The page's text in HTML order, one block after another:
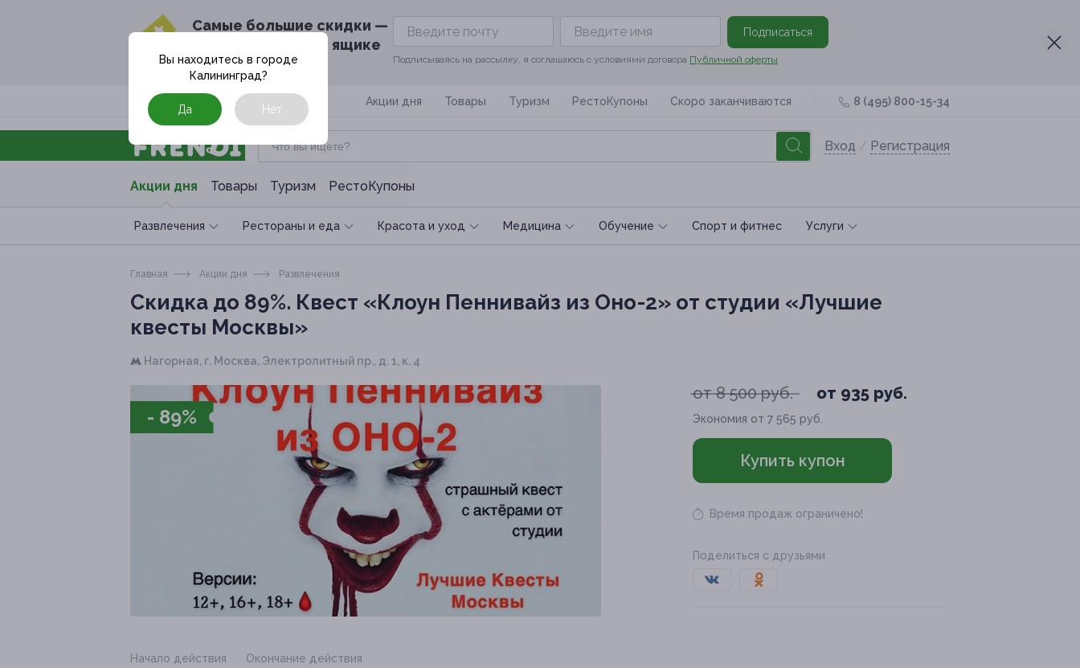
Cамые большие скидки —
в твоём почтовом ящике
Подписаться
Подписываясь на рассылку, я соглашаюсь с условиями договора Публичной оферты
Москва Акции дня Товары Туризм РестоКупоны Скоро заканчиваются 8 (495) 800-15-34
Вход / Регистрация
Акции дня Товары Туризм РестоКупоны
Развлечения Рестораны и еда Красота и уход Медицина Обучение Спoрт и фитнес Услуги
Вы находитесь в городе
Калининград?
Да Нет
Главная Акции дня Развлечения
Скидка до 89%. Квест «Клоун Пеннивайз из Оно-2» от студии «Лучшие
квесты Москвы»
Нагорная, г. Москва, Электролитный пр., д. 1, к. 4
- 89%
от 8 500 руб. от 935 руб.
Экономия от 7 565 руб.
Купить купон
Время продаж ограничено!
Поделиться с друзьями
Начало действия
Окончание действия